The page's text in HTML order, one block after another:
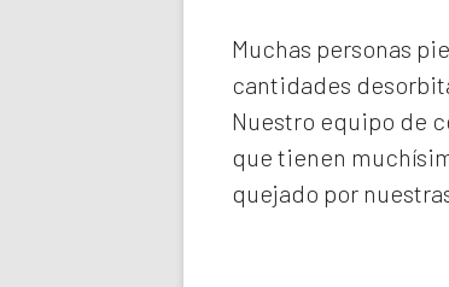
Muchas personas
cantidades
Nuestro equipo de
que tienen
quejado por